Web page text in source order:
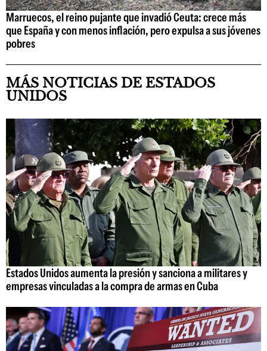
Marruecos, el reino pujante que invadió Ceuta: crece más
que España y con menos inflación, pero expulsa a sus jóvenes
pobres
MÁS NOTICIAS DE ESTADOS
UNIDOS
Estados Unidos aumenta la presión y sanciona a militares y
empresas vinculadas a la compra de armas en Cuba